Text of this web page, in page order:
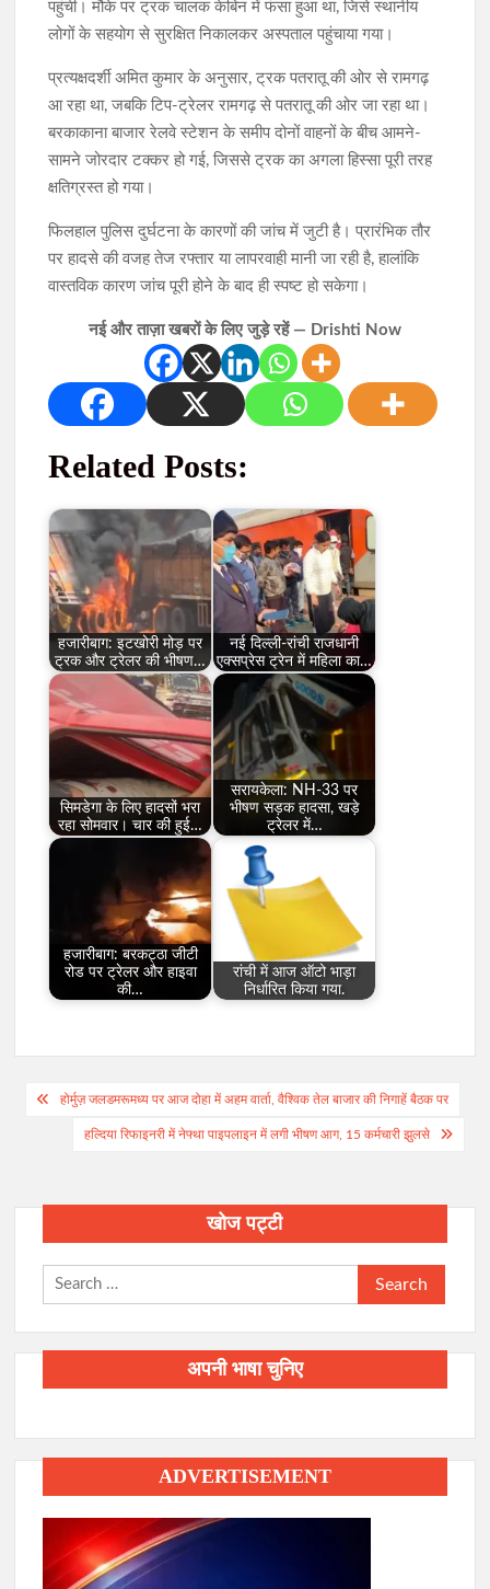
पहुंची। मौके पर ट्रक चालक केबिन में फंसा हुआ था, जिसे स्थानीय
लोगों के सहयोग से सुरक्षित निकालकर अस्पताल पहुंचाया गया।
प्रत्यक्षदर्शी अमित कुमार के अनुसार, ट्रक पतरातू की ओर से रामगढ़
आ रहा था, जबकि टिप-ट्रेलर रामगढ़ से पतरातू की ओर जा रहा था।
बरकाकाना बाजार रेलवे स्टेशन के समीप दोनों वाहनों के बीच आमने-
सामने जोरदार टक्कर हो गई, जिससे ट्रक का अगला हिस्सा पूरी तरह
क्षतिग्रस्त हो गया।
फिलहाल पुलिस दुर्घटना के कारणों की जांच में जुटी है। प्रारंभिक तौर
पर हादसे की वजह तेज रफ्तार या लापरवाही मानी जा रही है, हालांकि
वास्तविक कारण जांच पूरी होने के बाद ही स्पष्ट हो सकेगा।
नई और ताज़ा खबरों के लिए जुड़े रहें — Drishti Now
Related Posts:
हजारीबाग: इटखोरी मोड़ पर
ट्रक और ट्रेलर की भीषण…
नई दिल्ली-रांची राजधानी
एक्सप्रेस ट्रेन में महिला का…
सिमडेगा के लिए हादसों भरा
रहा सोमवार। चार की हुई…
सरायकेला: NH-33 पर
भीषण सड़क हादसा, खड़े
ट्रेलर में…
हजारीबाग: बरकट्ठा जीटी
रोड पर ट्रेलर और हाइवा
की…
रांची में आज ऑटो भाड़ा
निर्धारित किया गया.
Post
navigation
होर्मुज़ जलडमरूमध्य पर आज दोहा में अहम वार्ता, वैश्विक तेल बाजार की निगाहें बैठक पर
हल्दिया रिफाइनरी में नेफ्था पाइपलाइन में लगी भीषण आग, 15 कर्मचारी झुलसे
खोज पट्टी
Search
for:
अपनी भाषा चुनिए
ADVERTISEMENT